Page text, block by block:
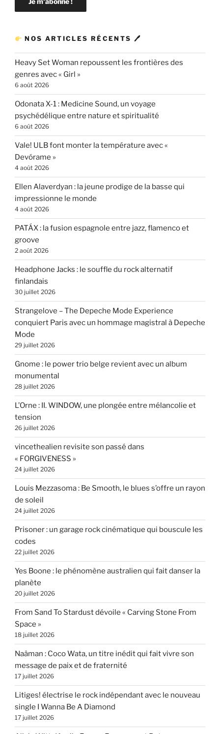
NOS ARTICLES RÉCENTS 🖊
Heavy Set Woman repoussent les frontières des
genres avec « Girl »
6 août 2026
Odonata X-1 : Medicine Sound, un voyage
psychédélique entre nature et spiritualité
6 août 2026
Vale! ULB font monter la température avec «
Devórame »
4 août 2026
Ellen Alaverdyan : la jeune prodige de la basse qui
impressionne le monde
4 août 2026
PATÁX : la fusion espagnole entre jazz, flamenco et
groove
2 août 2026
Headphone Jacks : le souffle du rock alternatif
finlandais
30 juillet 2026
Strangelove – The Depeche Mode Experience
conquiert Paris avec un hommage magistral à Depeche
Mode
29 juillet 2026
Gnome : le power trio belge revient avec un album
monumental
28 juillet 2026
L’Orne : II. WINDOW, une plongée entre mélancolie et
tension
26 juillet 2026
vincethealien revisite son passé dans
« FORGIVENESS »
24 juillet 2026
Louis Mezzasoma : Be Smooth, le blues s’offre un rayon
de soleil
24 juillet 2026
Prisoner : un garage rock cinématique qui bouscule les
codes
22 juillet 2026
Yes Boone : le phénomène australien qui fait danser la
planète
20 juillet 2026
From Sand To Stardust dévoile « Carving Stone From
Space »
18 juillet 2026
Naâman : Coco Wata, un titre inédit qui fait vivre son
message de paix et de fraternité
17 juillet 2026
Litiges! électrise le rock indépendant avec le nouveau
single I Wanna Be A Diamond
17 juillet 2026